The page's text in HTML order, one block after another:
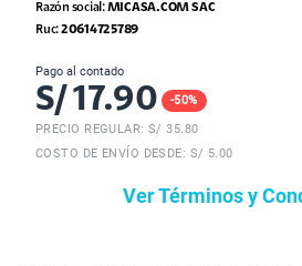
Razón social:MICASA.COM SAC
Ruc:20614725789
Pago al contado
S/17.90 -50%
PRECIO REGULAR: S/35.80
COSTO DE ENVÍO DESDE: S/ 5.00
Ver Términos y